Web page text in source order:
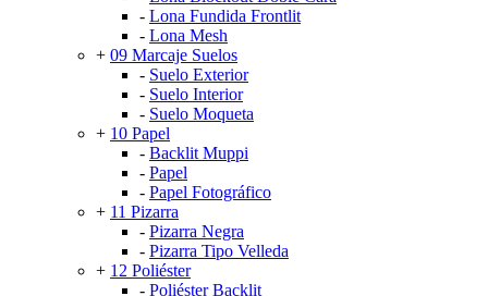
- Lona Fundida Frontlit
- Lona Mesh
+ 09 Marcaje Suelos
- Suelo Exterior
- Suelo Interior
- Suelo Moqueta
+ 10 Papel
- Backlit Muppi
- Papel
- Papel Fotográfico
+ 11 Pizarra
- Pizarra Negra
- Pizarra Tipo Velleda
+ 12 Poliéster
- Poliéster Backlit